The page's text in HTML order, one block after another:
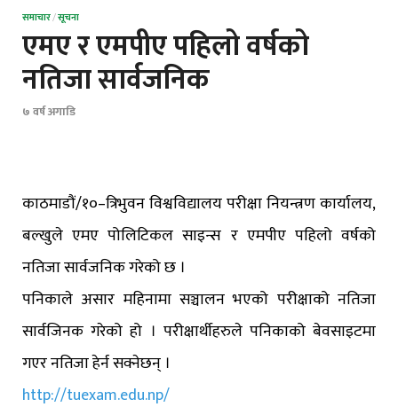
समाचार/सूचना
एमए र एमपीए पहिलो वर्षको
नतिजा सार्वजनिक
७ वर्ष अगाडि
काठमाडौं/१०–त्रिभुवन विश्वविद्यालय परीक्षा नियन्त्रण कार्यालय,
बल्खुले एमए पोलिटिकल साइन्स र एमपीए पहिलो वर्षको
नतिजा सार्वजनिक गरेको छ ।
पनिकाले असार महिनामा सञ्चालन भएको परीक्षाको नतिजा
सार्वजिनक गरेको हो । परीक्षार्थीहरुले पनिकाको बेवसाइटमा
गएर नतिजा हेर्न सक्नेछन् ।
http://tuexam.edu.np/